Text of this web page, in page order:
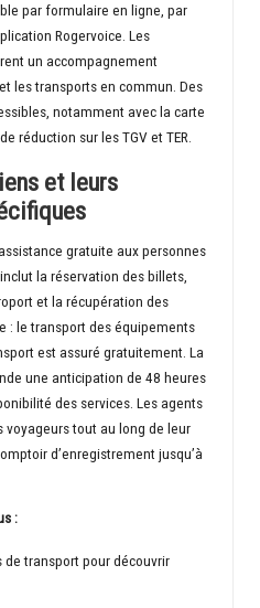
par formulaire en ligne, par
Rogervoice. Les
un accompagnement
les transports en commun. Des
notamment avec la carte
réduction sur les TGV et TER.
et leurs
gratuite aux personnes
la réservation des billets,
et la récupération des
: le transport des équipements
est assuré gratuitement. La
une anticipation de 48 heures
des services. Les agents
tout au long de leur
d’enregistrement jusqu’à
:
transport pour découvrir